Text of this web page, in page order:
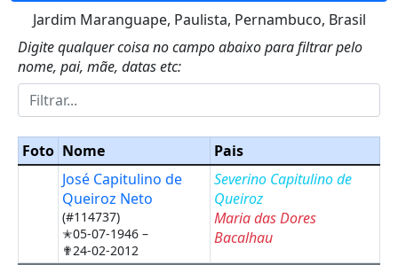
Jardim Maranguape, Paulista, Pernambuco, Brasil
Digite qualquer coisa no campo abaixo para filtrar pelo
nome, pai, mãe, datas etc:
Foto Nome
Pais
José Capitulino de
Queiroz Neto
(#114737)
✭05-07-1946 –
✟24-02-2012
Severino Capitulino de
Queiroz
Maria das Dores
Bacalhau